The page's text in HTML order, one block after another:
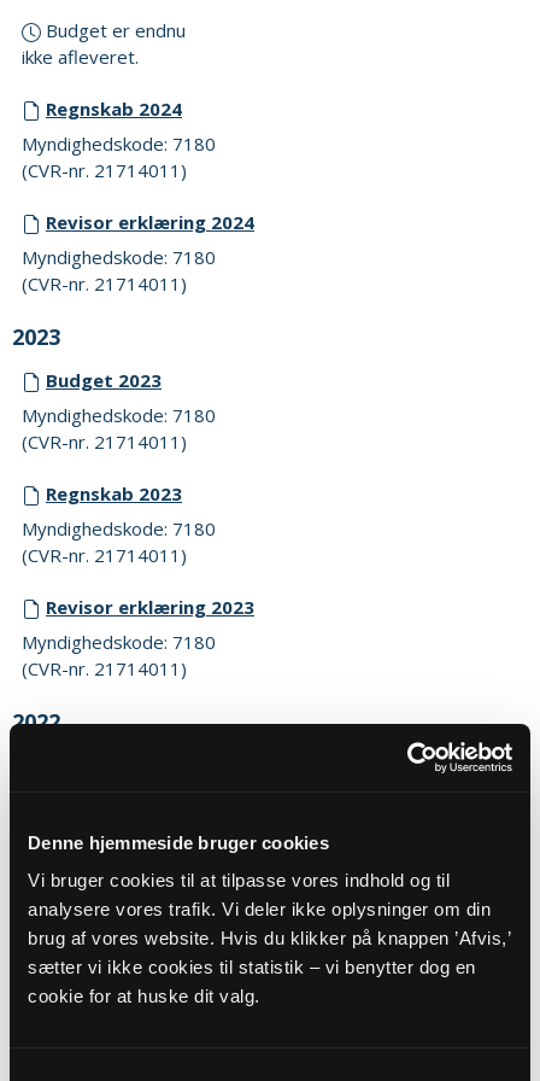
Denne hjemmeside bruger cookies
Vi bruger cookies til at tilpasse vores indhold og til
analysere vores trafik. Vi deler ikke oplysninger om din
brug af vores website. Hvis du klikker på knappen ’Afvis,’
sætter vi ikke cookies til statistik – vi benytter dog en
cookie for at huske dit valg.
Budget er endnu
ikke afleveret.
Regnskab 2024
Myndighedskode: 7180
(CVR-nr. 21714011)
Revisor erklæring 2024
Myndighedskode: 7180
(CVR-nr. 21714011)
2023
Budget 2023
Myndighedskode: 7180
(CVR-nr. 21714011)
Regnskab 2023
Myndighedskode: 7180
(CVR-nr. 21714011)
Revisor erklæring 2023
Myndighedskode: 7180
(CVR-nr. 21714011)
2022
Regnskab 2022
Myndighedskode: 7180
(CVR-nr. 21714011)
Revisor erklæring 2022